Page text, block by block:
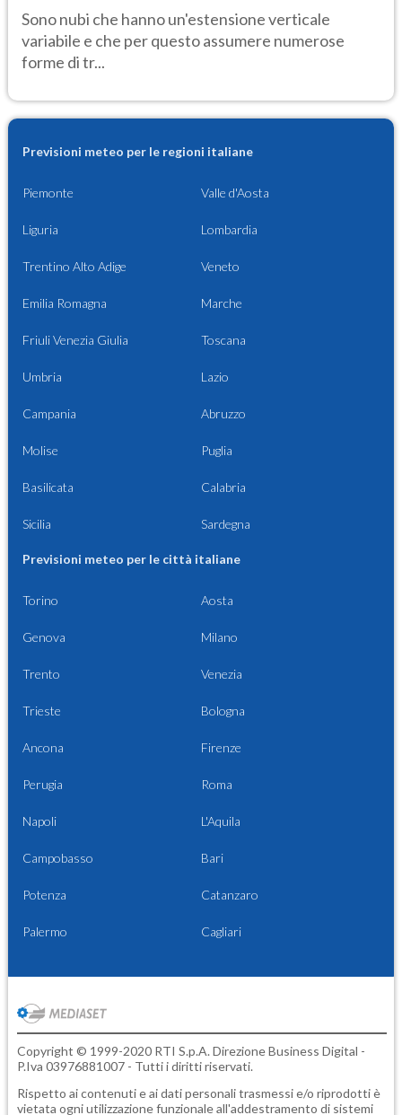
Sono nubi che hanno un'estensione verticale
variabile e che per questo assumere numerose
forme di tr...
Previsioni meteo per le regioni italiane
Piemonte Valle d'Aosta
Liguria Lombardia
Trentino Alto Adige Veneto
Emilia Romagna Marche
Friuli Venezia Giulia Toscana
Umbria Lazio
Campania Abruzzo
Molise Puglia
Basilicata Calabria
Sicilia Sardegna
Previsioni meteo per le città italiane
Torino Aosta
Genova Milano
Trento Venezia
Trieste Bologna
Ancona Firenze
Perugia Roma
Napoli L'Aquila
Campobasso Bari
Potenza Catanzaro
Palermo Cagliari
Copyright © 1999-2020 RTI S.p.A. Direzione Business Digital -
P.Iva 03976881007 - Tutti i diritti riservati.
Rispetto ai contenuti e ai dati personali trasmessi e/o riprodotti è
vietata ogni utilizzazione funzionale all'addestramento di sistemi